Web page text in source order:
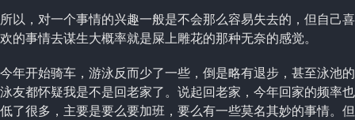
所以，对一个事情的兴趣一般是不会那么容易失去的，但自己喜
欢的事情去谋生大概率就是屎上雕花的那种无奈的感觉。
今年开始骑车，游泳反而少了一些，倒是略有退步，甚至泳池的
泳友都怀疑我是不是回老家了。说起回老家，今年回家的频率也
低了很多，主要是要么要加班，要么有一些莫名其妙的事情。但